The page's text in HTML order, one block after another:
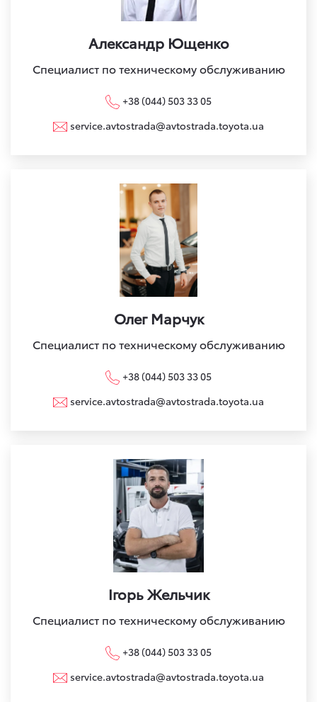
Александр Ющенко
Специалист по техническому обслуживанию
+38 (044) 503 33 05
service.avtostrada@avtostrada.toyota.ua
Олег Марчук
Специалист по техническому обслуживанию
+38 (044) 503 33 05
service.avtostrada@avtostrada.toyota.ua
Ігорь Жельчик
Специалист по техническому обслуживанию
+38 (044) 503 33 05
service.avtostrada@avtostrada.toyota.ua